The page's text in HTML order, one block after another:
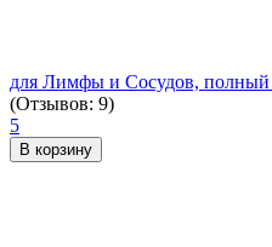
для Лимфы и Сосудов,
(Отзывов: 9)
5
В корзину